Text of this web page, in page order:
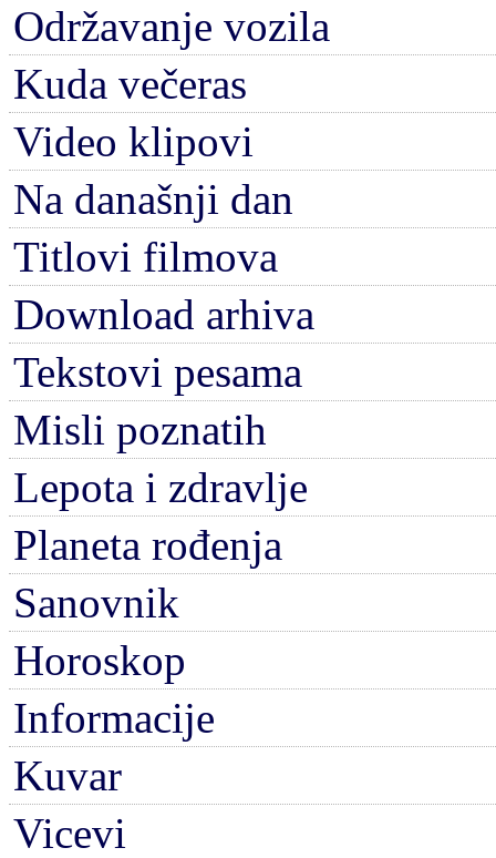
Održavanje vozila
Kuda večeras
Video klipovi
Na današnji dan
Titlovi filmova
Download arhiva
Tekstovi pesama
Misli poznatih
Lepota i zdravlje
Planeta rođenja
Sanovnik
Horoskop
Informacije
Kuvar
Vicevi